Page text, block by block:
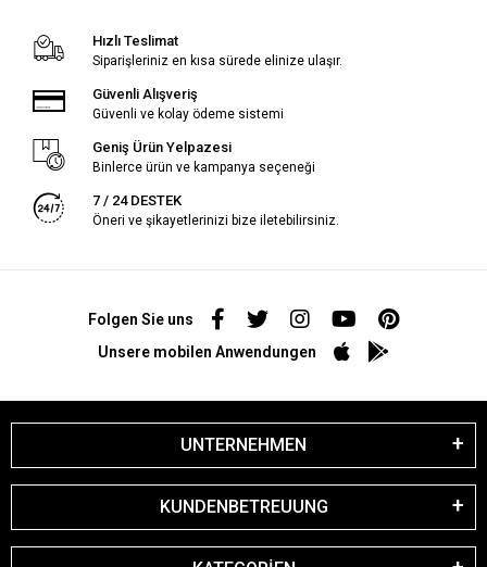
Hızlı Teslimat
Siparişleriniz en kısa sürede elinize ulaşır.
Güvenli Alışveriş
Güvenli ve kolay ödeme sistemi
Geniş Ürün Yelpazesi
Binlerce ürün ve kampanya seçeneği
7 / 24 DESTEK
Öneri ve şikayetlerinizi bize iletebilirsiniz.
Folgen Sie uns
Unsere mobilen Anwendungen
UNTERNEHMEN
KUNDENBETREUUNG